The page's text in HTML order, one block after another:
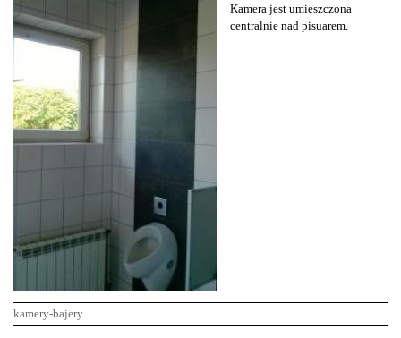
Kamera jest umieszczona
centralnie nad pisuarem.
kamery-bajery